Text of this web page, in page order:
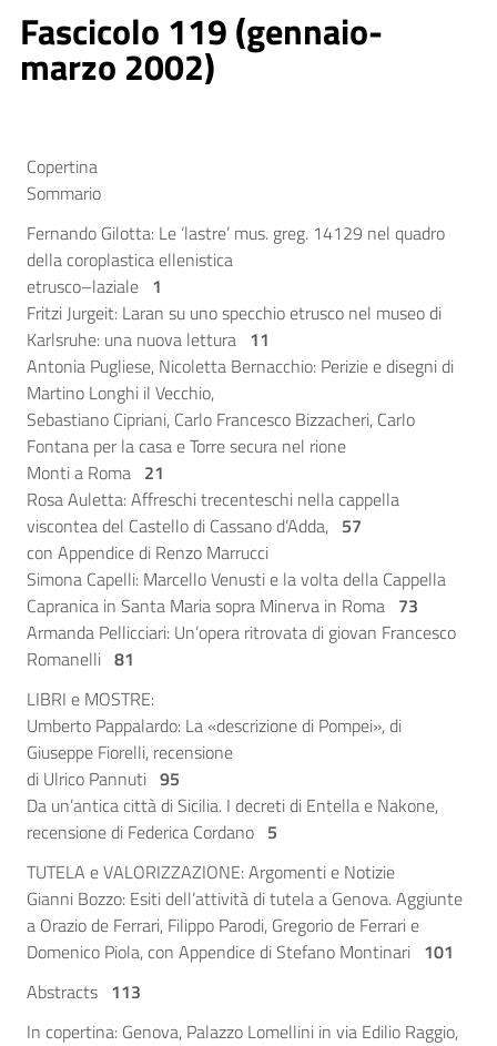
Fascicolo 119 (gennaio-
marzo 2002)
Copertina
Sommario
Fernando Gilotta: Le ‘lastre’ mus. greg. 14129 nel quadro
della coroplastica ellenistica
etrusco–laziale 1
Fritzi Jurgeit: Laran su uno specchio etrusco nel museo di
Karlsruhe: una nuova lettura 11
Antonia Pugliese, Nicoletta Bernacchio: Perizie e disegni di
Martino Longhi il Vecchio,
Sebastiano Cipriani, Carlo Francesco Bizzacheri, Carlo
Fontana per la casa e Torre secura nel rione
Monti a Roma 21
Rosa Auletta: Affreschi trecenteschi nella cappella
viscontea del Castello di Cassano d’Adda, 57
con Appendice di Renzo Marrucci
Simona Capelli: Marcello Venusti e la volta della Cappella
Capranica in Santa Maria sopra Minerva in Roma 73
Armanda Pellicciari: Un’opera ritrovata di giovan Francesco
Romanelli 81
LIBRI e MOSTRE:
Umberto Pappalardo: La «descrizione di Pompei», di
Giuseppe Fiorelli, recensione
di Ulrico Pannuti 95
Da un’antica città di Sicilia. I decreti di Entella e Nakone,
recensione di Federica Cordano 5
TUTELA e VALORIZZAZIONE: Argomenti e Notizie
Gianni Bozzo: Esiti dell’attività di tutela a Genova. Aggiunte
a Orazio de Ferrari, Filippo Parodi, Gregorio de Ferrari e
Domenico Piola, con Appendice di Stefano Montinari 101
Abstracts 113
In copertina: Genova, Palazzo Lomellini in via Edilio Raggio,